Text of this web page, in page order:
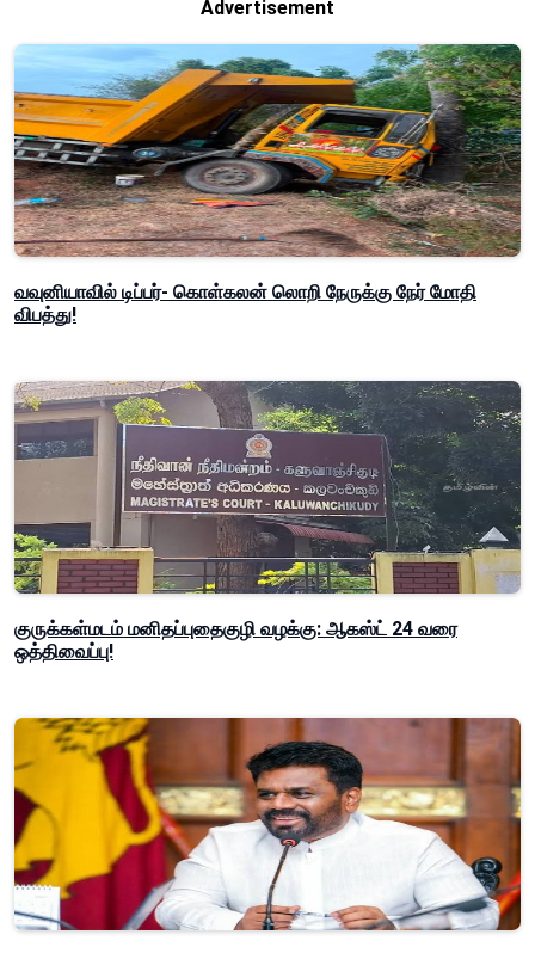
Advertisement
வவுனியாவில் டிப்பர்- கொள்கலன் லொறி நேருக்கு நேர் மோதி
விபத்து!
குருக்கள்மடம் மனிதப்புதைகுழி வழக்கு: ஆகஸ்ட் 24 வரை
ஒத்திவைப்பு!